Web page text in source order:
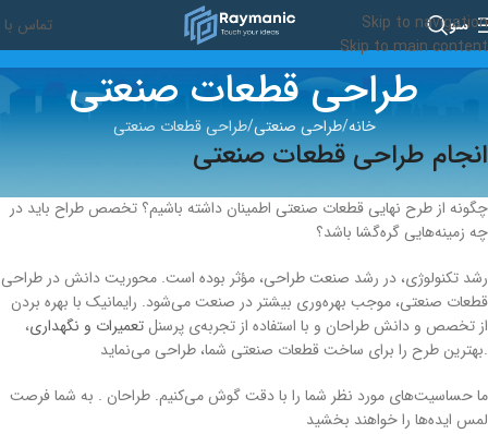
Skip to navigation
Skip to main content
منو تماس با
طراحی قطعات صنعتی
خانه طراحی صنعتی طراحی قطعات صنعتی
انجام طراحی قطعات صنعتی
چگونه از طرح نهایی قطعات صنعتی اطمینان داشته باشیم؟ تخصص طراح باید در
چه زمینه‌هایی گره‌گشا باشد؟
رشد تکنولوژی، در رشد صنعت طراحی، مؤثر بوده است. محوریت دانش در طراحی
قطعات صنعتی، موجب بهره‌وری بیشتر در صنعت می‌شود. رایمانیک با بهره بردن
از تخصص و دانش طراحان و با استفاده از تجربه‌ی پرسنل تعمیرات و نگهداری،
بهترین طرح را برای ساخت قطعات صنعتی شما، طراحی می‌نماید.
ما حساسیت‌های مورد نظر شما را با دقت گوش می‌کنیم. طراحان . به شما فرصت
لمس ایده‌ها را خواهند بخشید